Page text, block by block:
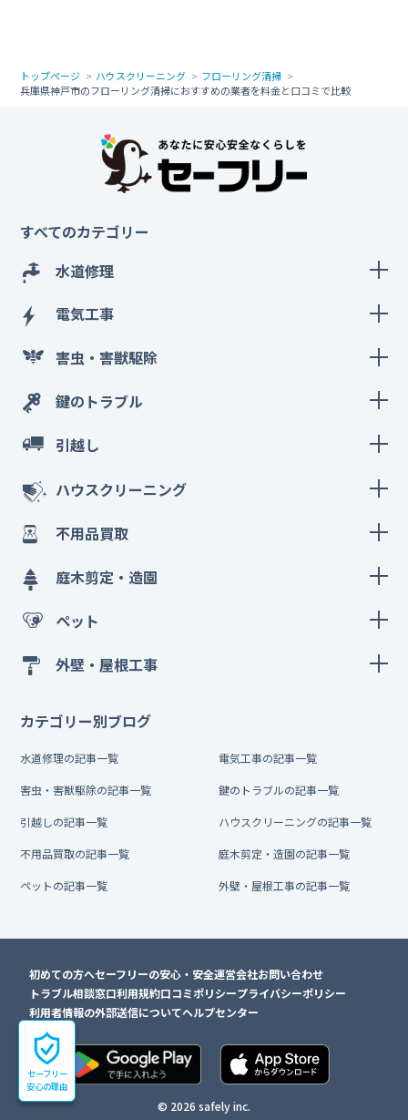
トップページ ハウスクリーニング
フローリング清掃
兵庫県神戸市のフローリング清掃におすすめの業者を料金と口コミで比較
セーフリー
安心の理由
すべてのカテゴリー
水道修理
電気工事
害虫・害獣駆除
鍵のトラブル
引越し
ハウスクリーニング
不用品買取
庭木剪定・造園
ペット
外壁・屋根工事
カテゴリー別ブログ
水道修理の記事一覧 電気工事の記事一覧
害虫・害獣駆除の記事一覧 鍵のトラブルの記事一覧
引越しの記事一覧 ハウスクリーニングの記事一覧
不用品買取の記事一覧 庭木剪定・造園の記事一覧
ペットの記事一覧 外壁・屋根工事の記事一覧
初めての方へセーフリーの安心・安全運営会社お問い合わせ
トラブル相談窓口利用規約口コミポリシープライバシーポリシー
利用者情報の外部送信についてヘルプセンター
© 2026 safely inc.